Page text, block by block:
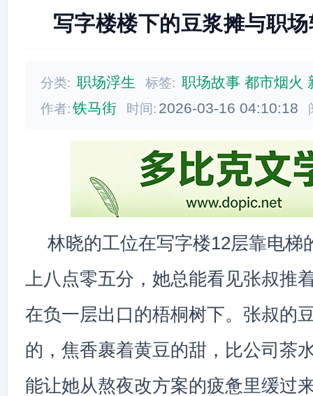
写字楼楼下的豆浆摊与职
分类: 职场浮生 标签: 职场故事 都市烟火
作者:铁马街 时间: 2026-03-16 04:10:18
林晓的工位在写字楼12层靠电梯
上八点零五分，她总能看见张叔推
在负一层出口的梧桐树下。张叔的
的，焦香裹着黄豆的甜，比公司茶
能让她从熬夜改方案的疲惫里缓过